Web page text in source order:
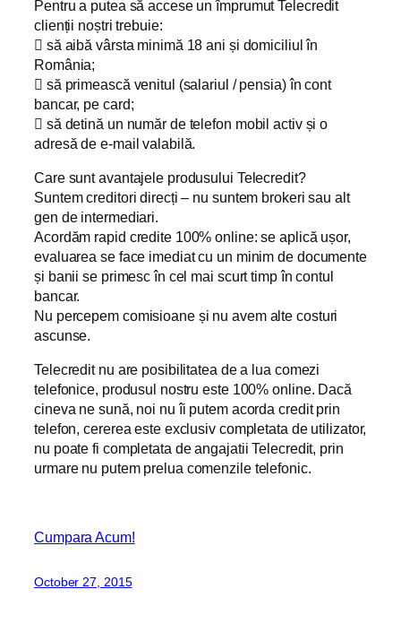
Pentru a putea să accese un împrumut Telecredit
clienții noștri trebuie:
 să aibă vârsta minimă 18 ani și domiciliul în
România;
 să primească venitul (salariul / pensia) în cont
bancar, pe card;
 să detină un număr de telefon mobil activ și o
adresă de e-mail valabilă.
Care sunt avantajele produsului Telecredit?
Suntem creditori direcți – nu suntem brokeri sau alt
gen de intermediari.
Acordăm rapid credite 100% online: se aplică ușor,
evaluarea se face imediat cu un minim de documente
și banii se primesc în cel mai scurt timp în contul
bancar.
Nu percepem comisioane și nu avem alte costuri
ascunse.
Telecredit nu are posibilitatea de a lua comezi
telefonice, produsul nostru este 100% online. Dacă
cineva ne sună, noi nu îi putem acorda credit prin
telefon, cererea este exclusiv completata de utilizator,
nu poate fi completata de angajatii Telecredit, prin
urmare nu putem prelua comenzile telefonic.
Cumpara Acum!
October 27, 2015